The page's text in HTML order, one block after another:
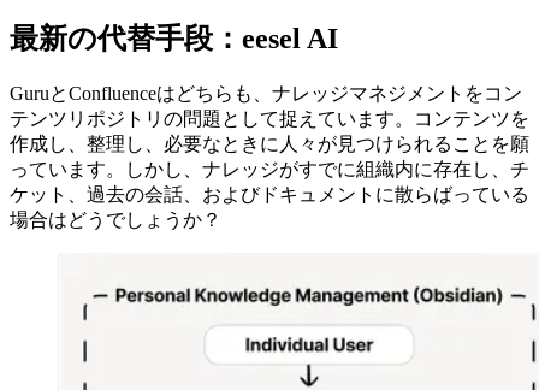
最新の代替手段：eesel AI
GuruとConfluenceはどちらも、ナレッジマネジメントをコン
テンツリポジトリの問題として捉えています。コンテンツを
作成し、整理し、必要なときに人々が見つけられることを願
っています。しかし、ナレッジがすでに組織内に存在し、チ
ケット、過去の会話、およびドキュメントに散らばっている
場合はどうでしょうか？